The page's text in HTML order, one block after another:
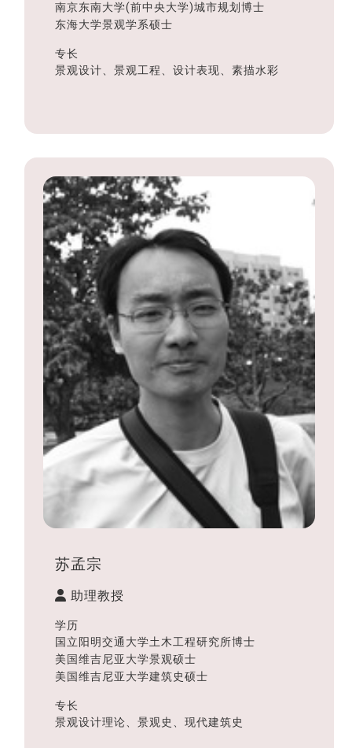
南京东南大学(前中央大学)城市规划博士
东海大学景观学系硕士
专长
景观设计、景观工程、设计表现、素描水彩
苏孟宗
助理教授
学历
国立阳明交通大学土木工程研究所博士
美国维吉尼亚大学景观硕士
美国维吉尼亚大学建筑史硕士
专长
景观设计理论、景观史、现代建筑史